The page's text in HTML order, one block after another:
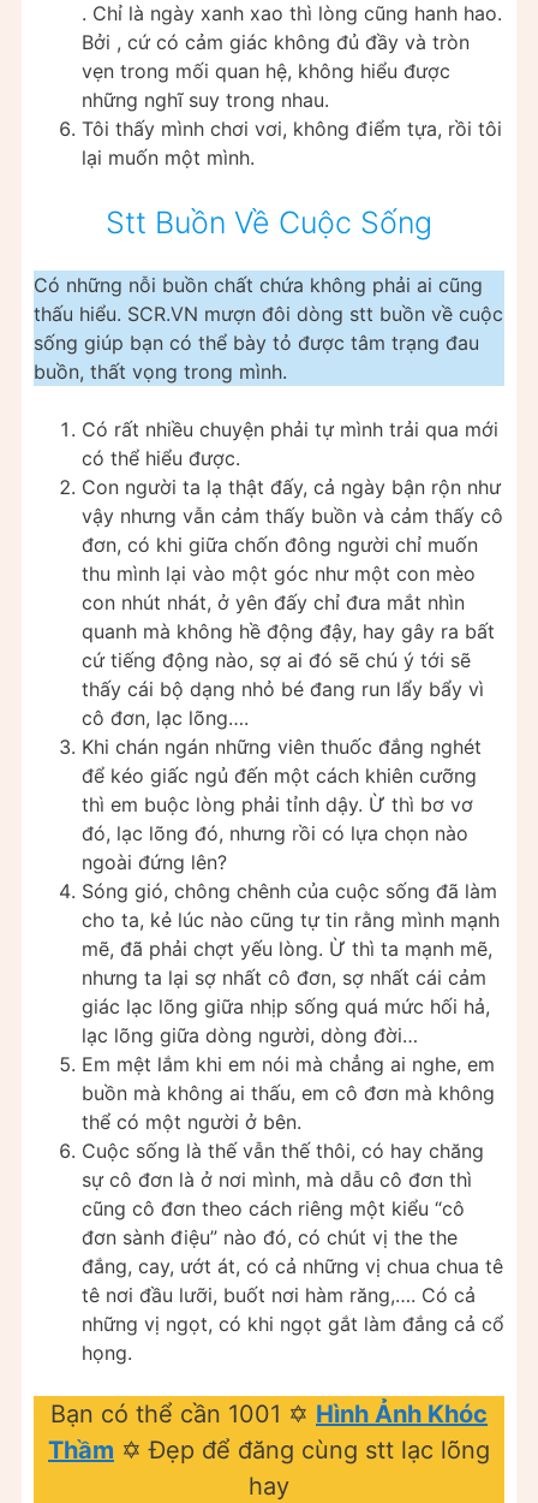
. Chỉ là ngày xanh xao thì lòng cũng hanh hao.
Bởi , cứ có cảm giác không đủ đầy và tròn
vẹn trong mối quan hệ, không hiểu được
những nghĩ suy trong nhau.
Tôi thấy mình chơi vơi, không điểm tựa, rồi tôi
lại muốn một mình.
Stt Buồn Về Cuộc Sống
Có những nỗi buồn chất chứa không phải ai cũng
thấu hiểu. SCR.VN mượn đôi dòng stt buồn về cuộc
sống giúp bạn có thể bày tỏ được tâm trạng đau
buồn, thất vọng trong mình.
Có rất nhiều chuyện phải tự mình trải qua mới
có thể hiểu được.
Con người ta lạ thật đấy, cả ngày bận rộn như
vậy nhưng vẫn cảm thấy buồn và cảm thấy cô
đơn, có khi giữa chốn đông người chỉ muốn
thu mình lại vào một góc như một con mèo
con nhút nhát, ở yên đấy chỉ đưa mắt nhìn
quanh mà không hề động đậy, hay gây ra bất
cứ tiếng động nào, sợ ai đó sẽ chú ý tới sẽ
thấy cái bộ dạng nhỏ bé đang run lẩy bẩy vì
cô đơn, lạc lõng….
Khi chán ngán những viên thuốc đắng nghét
để kéo giấc ngủ đến một cách khiên cưỡng
thì em buộc lòng phải tỉnh dậy. Ừ thì bơ vơ
đó, lạc lõng đó, nhưng rồi có lựa chọn nào
ngoài đứng lên?
Sóng gió, chông chênh của cuộc sống đã làm
cho ta, kẻ lúc nào cũng tự tin rằng mình mạnh
mẽ, đã phải chợt yếu lòng. Ừ thì ta mạnh mẽ,
nhưng ta lại sợ nhất cô đơn, sợ nhất cái cảm
giác lạc lõng giữa nhịp sống quá mức hối hả,
lạc lõng giữa dòng người, dòng đời…
Em mệt lắm khi em nói mà chẳng ai nghe, em
buồn mà không ai thấu, em cô đơn mà không
thể có một người ở bên.
Cuộc sống là thế vẫn thế thôi, có hay chăng
sự cô đơn là ở nơi mình, mà dẫu cô đơn thì
cũng cô đơn theo cách riêng một kiểu “cô
đơn sành điệu” nào đó, có chút vị the the
đắng, cay, ướt át, có cả những vị chua chua tê
tê nơi đầu lưỡi, buốt nơi hàm răng,…. Có cả
những vị ngọt, có khi ngọt gắt làm đắng cả cổ
họng.
Bạn có thể cần 1001 ✡️ Hình Ảnh Khóc
Thầm ✡️ Đẹp để đăng cùng stt lạc lõng
hay